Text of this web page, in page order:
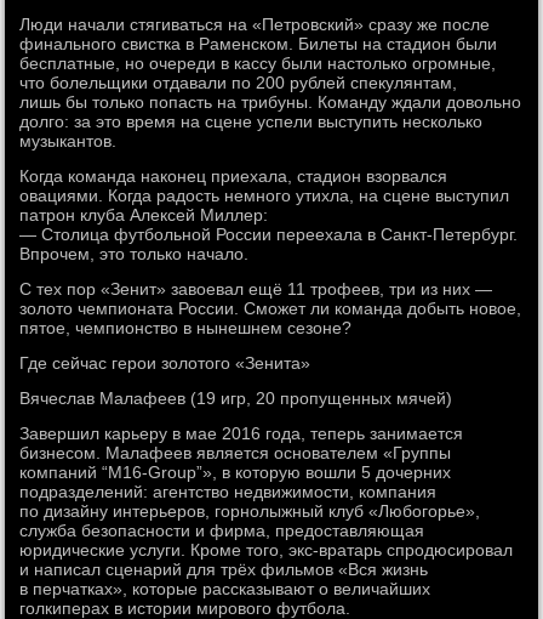
Люди начали стягиваться на «Петровский» сразу же после
финального свистка в Раменском. Билеты на стадион были
бесплатные, но очереди в кассу были настолько огромные,
что болельщики отдавали по 200 рублей спекулянтам,
лишь бы только попасть на трибуны. Команду ждали довольно
долго: за это время на сцене успели выступить несколько
музыкантов.
Когда команда наконец приехала, стадион взорвался
овациями. Когда радость немного утихла, на сцене выступил
патрон клуба Алексей Миллер:
— Столица футбольной России переехала в Санкт-Петербург.
Впрочем, это только начало.
С тех пор «Зенит» завоевал ещё 11 трофеев, три из них —
золото чемпионата России. Сможет ли команда добыть новое,
пятое, чемпионство в нынешнем сезоне?
Где сейчас герои золотого «Зенита»
Вячеслав Малафеев (19 игр, 20 пропущенных мячей)
Завершил карьеру в мае 2016 года, теперь занимается
бизнесом. Малафеев является основателем «Группы
компаний “M16-Group”», в которую вошли 5 дочерних
подразделений: агентство недвижимости, компания
по дизайну интерьеров, горнолыжный клуб «Любогорье»,
служба безопасности и фирма, предоставляющая
юридические услуги. Кроме того, экс-вратарь спродюсировал
и написал сценарий для трёх фильмов «Вся жизнь
в перчатках», которые рассказывают о величайших
голкиперах в истории мирового футбола.